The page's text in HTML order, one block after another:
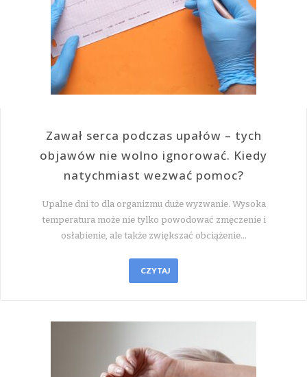
Zawał serca podczas upałów – tych
objawów nie wolno ignorować. Kiedy
natychmiast wezwać pomoc?
Upalne dni to dla organizmu duże wyzwanie. Wysoka
temperatura może nie tylko powodować zmęczenie i
osłabienie, ale także zwiększać obciążenie…
CZYTAJ